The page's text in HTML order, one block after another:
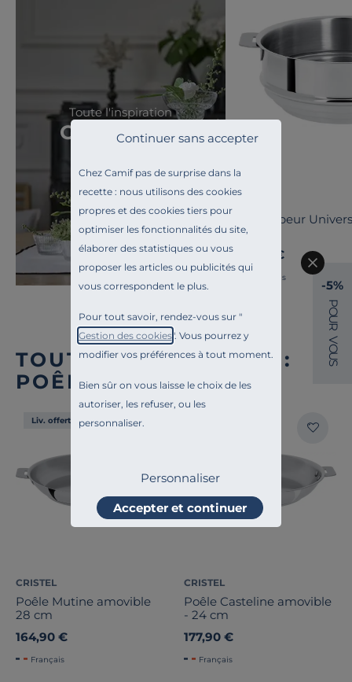
Chez Camif pas de surprise dans la
recette : nous utilisons des cookies
propres et des cookies tiers pour
optimiser les fonctionnalités du site,
élaborer des statistiques ou vous
proposer les articles ou publicités qui
vous correspondent le plus.
Pour tout savoir, rendez-vous sur "
Gestion des cookies". Vous pourrez y
modifier vos préférences à tout moment.
Bien sûr on vous laisse le choix de les
autoriser, les refuser, ou les
personnaliser.
Continuer sans accepter
Personnaliser
Accepter et continuer
Toute l'inspiration
Grand Hôtel
Cuit vapeur
cm
94,90 €
Français
TOUTE NOTRE OFFRE :
POÊLES
Liv. offerte
CRISTEL
Poêle Mutine amovible
28 cm
164,90 €
Français
CRISTEL
Poêle Casteline amovible
- 24 cm
177,90 €
Français
-5%
P
O
U
R
V
O
U
S